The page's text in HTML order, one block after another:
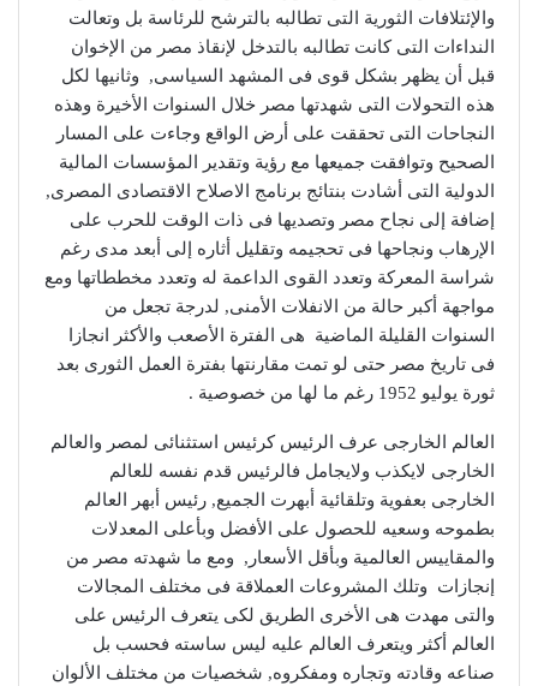
والإئتلافات الثورية التى تطالبه بالترشح للرئاسة بل وتعالت
النداءات التى كانت تطالبه بالتدخل لإنقاذ مصر من الإخوان
قبل أن يظهر بشكل قوى فى المشهد السياسى, وثانيها لكل
هذه التحولات التى شهدتها مصر خلال السنوات الأخيرة وهذه
النجاحات التى تحققت على أرض الواقع وجاءت على المسار
الصحيح وتوافقت جميعها مع رؤية وتقدير المؤسسات المالية
الدولية التى أشادت بنتائج برنامج الاصلاح الاقتصادى المصرى,
إضافة إلى نجاح مصر وتصديها فى ذات الوقت للحرب على
الإرهاب ونجاحها فى تحجيمه وتقليل أثاره إلى أبعد مدى رغم
شراسة المعركة وتعدد القوى الداعمة له وتعدد مخططاتها ومع
مواجهة أكبر حالة من الانفلات الأمنى, لدرجة تجعل من
السنوات القليلة الماضية هى الفترة الأصعب والأكثر انجازا
فى تاريخ مصر حتى لو تمت مقارنتها بفترة العمل الثورى بعد
ثورة يوليو 1952 رغم ما لها من خصوصية .
العالم الخارجى عرف الرئيس كرئيس استثنائى لمصر والعالم
الخارجى لايكذب ولايجامل فالرئيس قدم نفسه للعالم
الخارجى بعفوية وتلقائية أبهرت الجميع, رئيس أبهر العالم
بطموحه وسعيه للحصول على الأفضل وبأعلى المعدلات
والمقاييس العالمية وبأقل الأسعار, ومع ما شهدته مصر من
إنجازات وتلك المشروعات العملاقة فى مختلف المجالات
والتى مهدت هى الأخرى الطريق لكى يتعرف الرئيس على
العالم أكثر ويتعرف العالم عليه ليس ساسته فحسب بل
صناعه وقادته وتجاره ومفكروه, شخصيات من مختلف الألوان